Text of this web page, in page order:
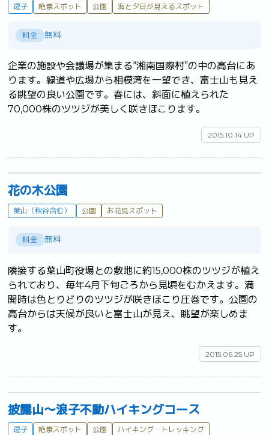
逗子 絶景スポット 公園 海と夕日が見えるスポット
料金 無料
企業の施設や会議場が集まる“湘南国際村”の中の高台にあ
ります。緑道や広場から相模湾を一望でき、富士山も見え
る眺望の良い公園です。春には、斜面に植えられた
2015.10.14 UP
花の木公園
葉山（秋谷含む） 公園 お花見スポット
料金 無料
隣接する葉山町役場との敷地に約15,000株のツツジが植え
られており、毎年4月下旬ごろから見頃をむかえます。満
開時は色とりどりのツツジが咲きほこり圧巻です。公園の
高台からは天候が良いと富士山が見え、眺望が楽しめま
2015.06.25 UP
披露山～浪子不動ハイキングコース
逗子 絶景スポット 公園 ハイキング・トレッキング